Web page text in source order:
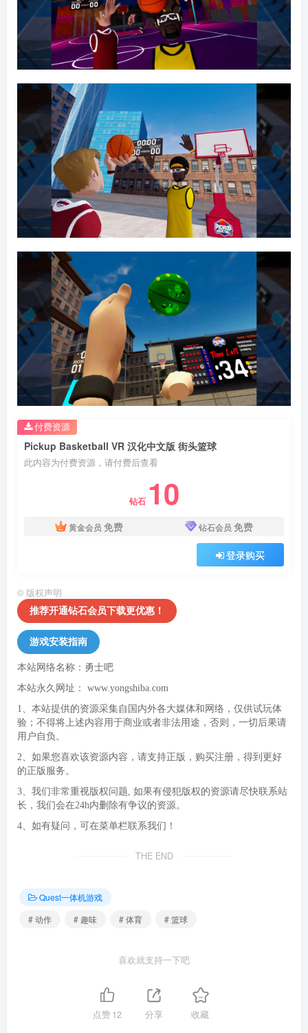
Pickup Basketball VR 汉化中文版 街头篮球
此内容为付费资源，请付费后查看
钻石 10
黄金会员 免费 钻石会员 免费
登录购买
付费资源
© 版权声明
推荐开通钻石会员下载更优惠！
游戏安装指南
本站网络名称：勇士吧
本站永久网址： www.yongshiba.com
1、本站提供的资源采集自国内外各大媒体和网络，仅供试玩体
验；不得将上述内容用于商业或者非法用途，否则，一切后果请
用户自负。
2、如果您喜欢该资源内容，请支持正版，购买注册，得到更好
的正版服务。
3、我们非常重视版权问题, 如果有侵犯版权的资源请尽快联系站
长，我们会在24h内删除有争议的资源。
4、如有疑问，可在菜单栏联系我们！
THE END
Quest一体机游戏
# 动作
# 趣味 # 体育 # 篮球
喜欢就支持一下吧
点赞12 分享 收藏